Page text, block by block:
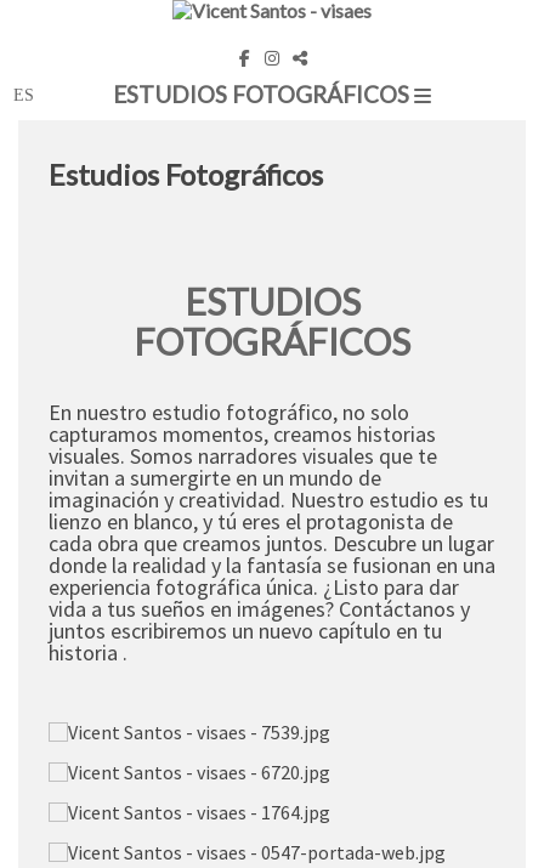
ESTUDIOS FOTOGRÁFICOS
Estudios Fotográficos
ESTUDIOS
FOTOGRÁFICOS
En nuestro estudio fotográfico, no solo
capturamos momentos, creamos historias
visuales. Somos narradores visuales que te
invitan a sumergirte en un mundo de
imaginación y creatividad. Nuestro estudio es tu
lienzo en blanco, y tú eres el protagonista de
cada obra que creamos juntos. Descubre un lugar
donde la realidad y la fantasía se fusionan en una
experiencia fotográfica única. ¿Listo para dar
vida a tus sueños en imágenes? Contáctanos y
juntos escribiremos un nuevo capítulo en tu
historia .